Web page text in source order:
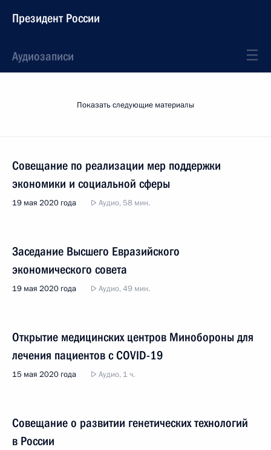
Президент России
Аудиозаписи
Показать следующие материалы
Совещание по реализации мер поддержки
экономики и социальной сферы
19 мая 2020 года Аудио, 58 мин.
Заседание Высшего Евразийского
экономического совета
19 мая 2020 года Аудио, 49 мин.
Открытие медицинских центров Минобороны для
лечения пациентов с COVID-19
15 мая 2020 года Аудио, 1 ч.
Совещание о развитии генетических технологий
в России